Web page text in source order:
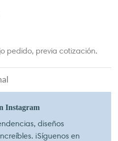
pedido, previa cotización.
Instagram
diseños
¡Síguenos en